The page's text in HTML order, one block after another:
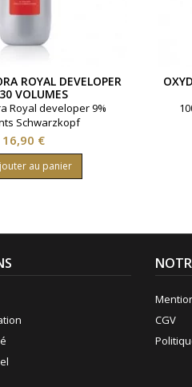
ROYAL DEVELOPER
VOLUMES
Royal developer 9%
Schwarzkopf
Prix
16,90 €
au panier
CGV